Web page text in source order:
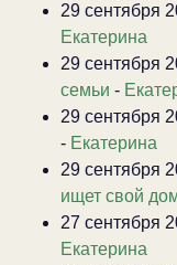
29 сентября
Екатерина
29 сентября
семьи -
29 сентября
- Екатерина
29 сентября
ищет свой
27 сентября
Екатерина